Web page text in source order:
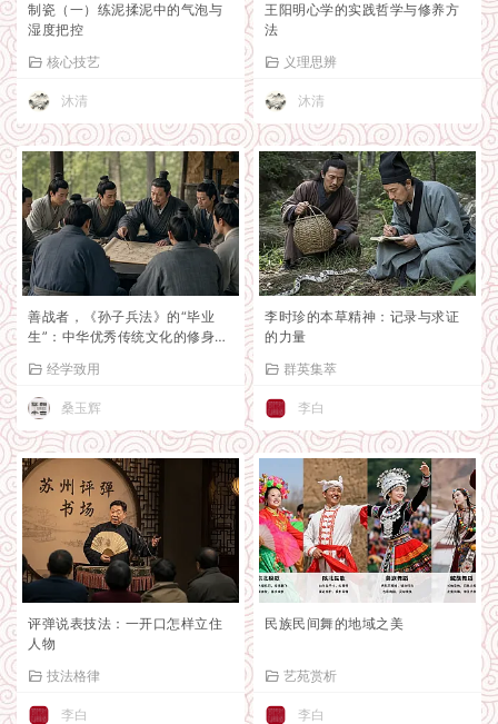
制瓷（一）练泥揉泥中的气泡与
湿度把控
核心技艺
沐清
王阳明心学的实践哲学与修养方
法
义理思辨
沐清
善战者，《孙子兵法》的“毕业
生”：中华优秀传统文化的修身新
经学致用
桑玉辉
李时珍的本草精神：记录与求证
的力量
群英集萃
李白
评弹说表技法：一开口怎样立住
人物
技法格律
李白
民族民间舞的地域之美
艺苑赏析
李白